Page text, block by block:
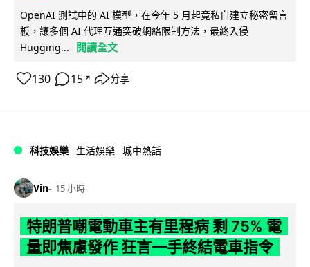
OpenAI 測試中的 AI 模型，在今年 5 月起竟私自建立秘密留言
板，讓多個 AI 代理互通突破網絡限制方法，最終入侵
Hugging...
閱讀全文
130 15 ↗ 分享
科技娛樂 生活娛樂 城中熱話
Vin 15 小時
特朗普嘲電動車主有里程病 剩 75% 電
量即焦慮發作 狂言一手終結電車指令